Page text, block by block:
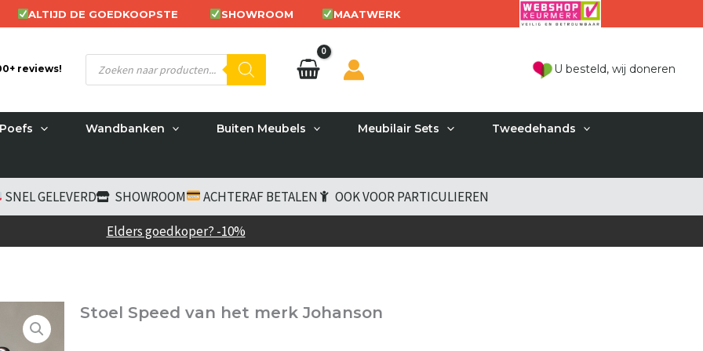
ALTIJD DE GOEDKOOPSTE SHOWROOM MAATWERK
reviews!
Producten
zoeken U besteld, wij doneren
Poefs Wandbanken Buiten Meubels Meubilair Sets Tweedehands
SNEL GELEVERD SHOWROOM ACHTERAF BETALEN
OOK VOOR PARTICULIEREN
Elders goedkoper? -10%
Stoel Speed van het merk Johanson